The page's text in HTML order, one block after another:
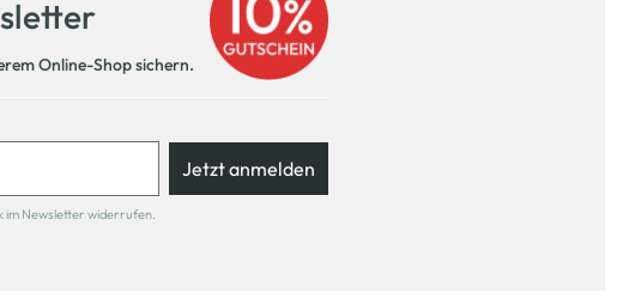
Online-Shop sichern.
Jetzt anmelden
im Newsletter widerrufen.